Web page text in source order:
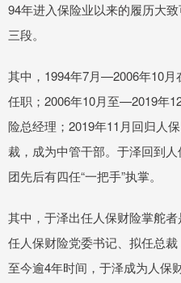
94年进入保险业以来的履历大
三段。
其中，1994年7月—2006年10月
任职；2006年10月至—2019年
险总经理；2019年11月回归人
裁，成为中管干部。于泽回到
团先后有四任“一把手”执掌。
其中，于泽出任人保财险掌舵
任人保财险党委书记、拟任总
至今逾4年时间，于泽成为人保